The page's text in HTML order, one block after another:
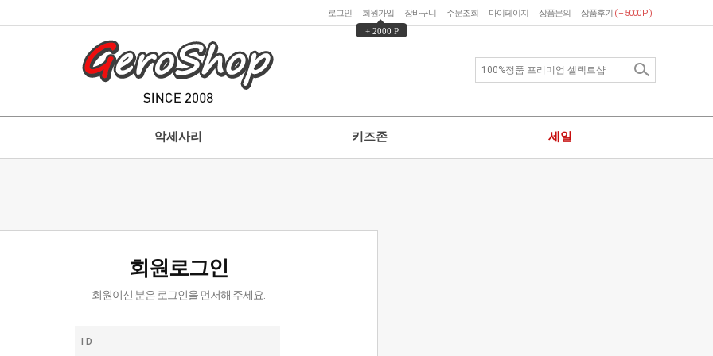
로그인 회원가입
+ 2000 P
장바구니 주문조회 마이페이지 상품문의 상품후기 ( + 5000 P )
악세사리 키즈존 세일
회원로그인
회원이신 분은 로그인을 먼저해 주세요.
I D